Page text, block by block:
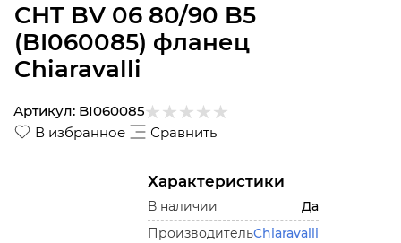
CHT BV 06 80/90 B5
(BI060085) фланец
Chiaravalli
В избранное Сравнить
Артикул: BI060085
Характеристики
В наличии
Да
ПроизводительChiaravalli